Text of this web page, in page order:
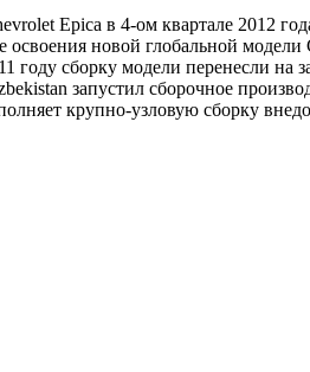
Epica в 4-ом квартале 2012
освоения новой глобальной
сборку модели перенесли на
запустил сборочное
крупно-узловую сборку